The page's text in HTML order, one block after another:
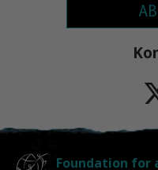
Foundation for